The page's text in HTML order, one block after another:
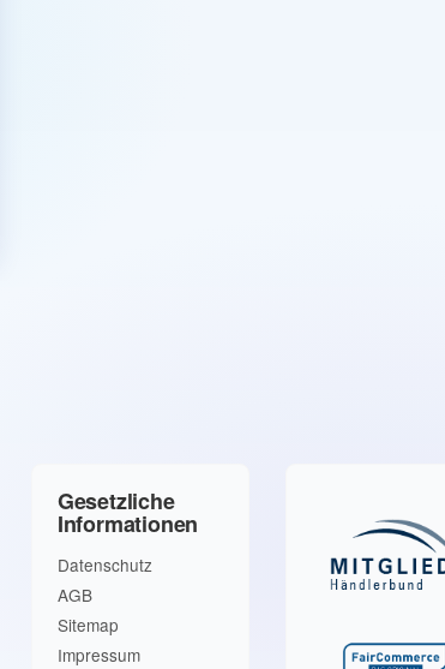
Gesetzliche
Informationen
Datenschutz
AGB
Sitemap
Impressum